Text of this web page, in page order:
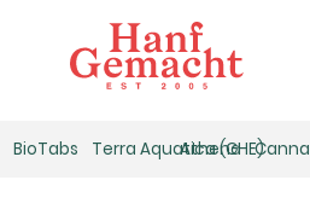
BioTabs Terra Aquatica (GHE)
Athena Canna